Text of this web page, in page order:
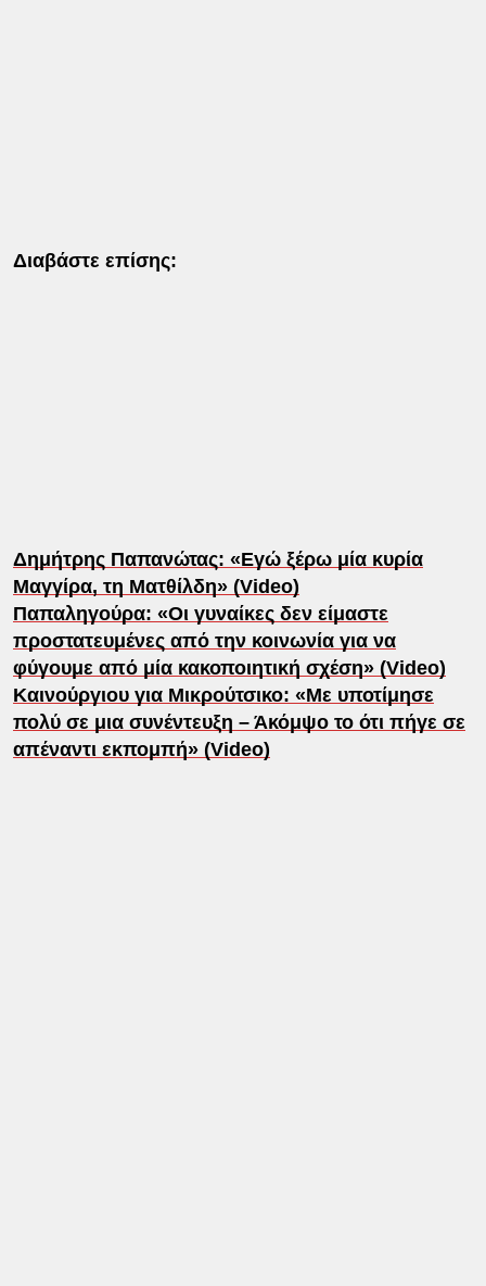
Διαβάστε επίσης:
Δημήτρης Παπανώτας: «Εγώ ξέρω μία κυρία
Μαγγίρα, τη Ματθίλδη» (Video)
Παπαληγούρα: «Οι γυναίκες δεν είμαστε
προστατευμένες από την κοινωνία για να
φύγουμε από μία κακοποιητική σχέση» (Video)
Καινούργιου για Μικρούτσικο: «Με υποτίμησε
πολύ σε μια συνέντευξη – Άκόμψο το ότι πήγε σε
απέναντι εκπομπή» (Video)